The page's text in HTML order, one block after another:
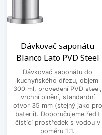
Dávkovač saponátu
Blanco Lato PVD Steel
Dávkovač saponátu do
kuchyňského dřezu, objem
300 ml, provedení PVD steel,
vrchní plnění, standardní
otvor 35 mm (stejný jako pro
baterii). Doporučujeme ředit
čistící prostředek s vodou v
poměru 1:1.